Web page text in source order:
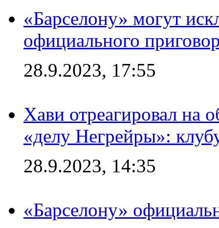
«Барселону» могут
официального
28.9.2023, 17:55
Хави отреагировал на
«делу Негрейры»:
28.9.2023, 14:35
«Барселону»